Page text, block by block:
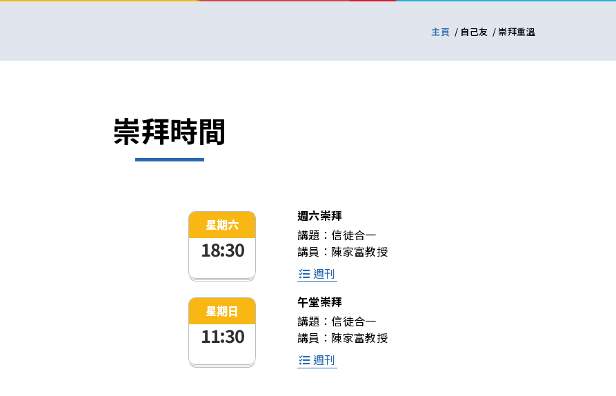
主頁 自己友 崇拜重溫
崇拜時間
星期六
18:30
週六崇拜
講題： 信徒合一
講員： 陳家富教授
週刊
星期日
11:30
午堂崇拜
講題： 信徒合一
講員： 陳家富教授
週刊